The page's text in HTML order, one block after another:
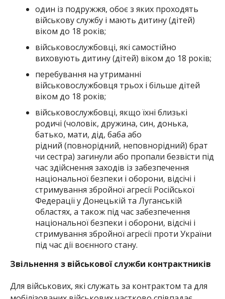
один із подружжя, обоє з яких проходять
військову службу і мають дитину (дітей)
віком до 18 років;
військовослужбовці, які самостійно
виховують дитину (дітей) віком до 18 років;
перебування на утриманні
військовослужбовця трьох і більше дітей
віком до 18 років;
військовослужбовці, якщо їхні близькі
родичі (чоловік, дружина, син, донька,
батько, мати, дід, баба або
рідний (повнорідний, неповнорідний) брат
чи сестра) загинули або пропали безвісти під
час здійснення заходів із забезпечення
національної безпеки і оборони, відсічі і
стримування збройної агресії Російської
Федерації у Донецькій та Луганській
областях, а також під час забезпечення
національної безпеки і оборони, відсічі і
стримування збройної агресії проти України
під час дії воєнного стану.
Звільнення з військової служби контрактників
Для військових, які служать за контрактом та для